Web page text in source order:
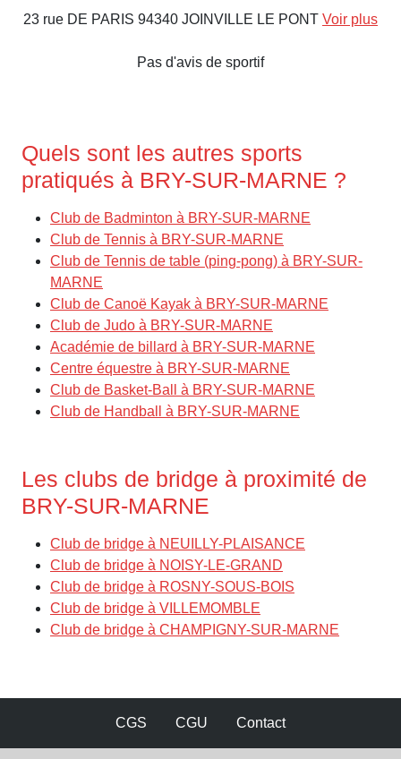
23 rue DE PARIS 94340 JOINVILLE LE PONT Voir plus
Pas d'avis de sportif
Quels sont les autres sports
pratiqués à BRY-SUR-MARNE ?
Club de Badminton à BRY-SUR-MARNE
Club de Tennis à BRY-SUR-MARNE
Club de Tennis de table (ping-pong) à BRY-SUR-
MARNE
Club de Canoë Kayak à BRY-SUR-MARNE
Club de Judo à BRY-SUR-MARNE
Académie de billard à BRY-SUR-MARNE
Centre équestre à BRY-SUR-MARNE
Club de Basket-Ball à BRY-SUR-MARNE
Club de Handball à BRY-SUR-MARNE
Les clubs de bridge à proximité de
BRY-SUR-MARNE
Club de bridge à NEUILLY-PLAISANCE
Club de bridge à NOISY-LE-GRAND
Club de bridge à ROSNY-SOUS-BOIS
Club de bridge à VILLEMOMBLE
Club de bridge à CHAMPIGNY-SUR-MARNE
CGS CGU Contact